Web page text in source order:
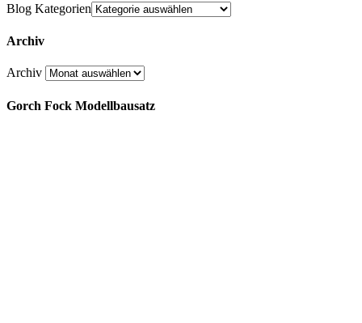
Blog Kategorien
Archiv
Archiv
Gorch Fock Modellbausatz